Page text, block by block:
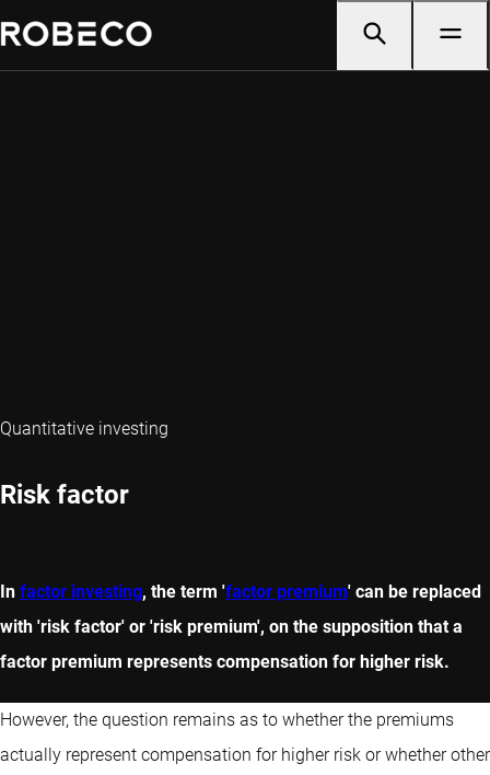
Quantitative investing
Risk factor
In factor investing, the term 'factor premium' can be replaced
with 'risk factor' or 'risk premium', on the supposition that a
factor premium represents compensation for higher risk.
However, the question remains as to whether the premiums
actually represent compensation for higher risk or whether other